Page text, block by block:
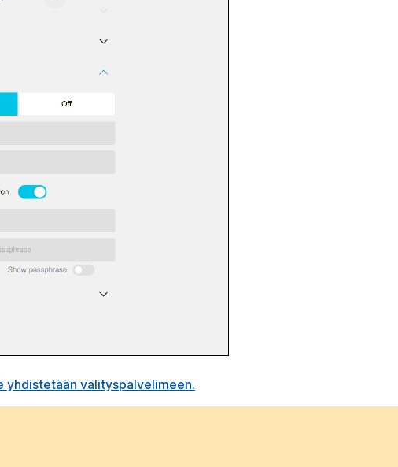
yhdistetään välityspalvelimeen.